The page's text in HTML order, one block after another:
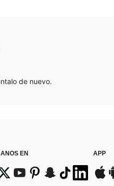
de nuevo.
EN APP